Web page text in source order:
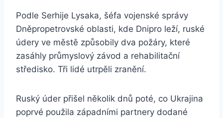
Podle Serhije Lysaka, šéfa vojenské správy
Dněpropetrovské oblasti, kde Dnipro leží, ruské
údery ve městě způsobily dva požáry, které
zasáhly průmyslový závod a rehabilitační
středisko. Tři lidé utrpěli zranění.
Ruský úder přišel několik dnů poté, co Ukrajina
poprvé použila západními partnery dodané